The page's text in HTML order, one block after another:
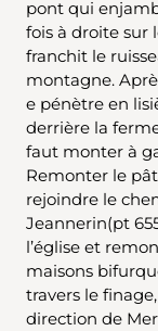
pont qui
fois à droite sur
franchit le
montagne.
e pénètre en
derrière la
faut monter à
Remonter le
rejoindre le
Jeannerin(pt
l’église et
maisons
travers le
direction de Mervelier. A l’entrée de